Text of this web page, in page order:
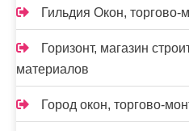
Гильдия Окон,
Горизонт, магазин
материалов
Город окон, торгово-